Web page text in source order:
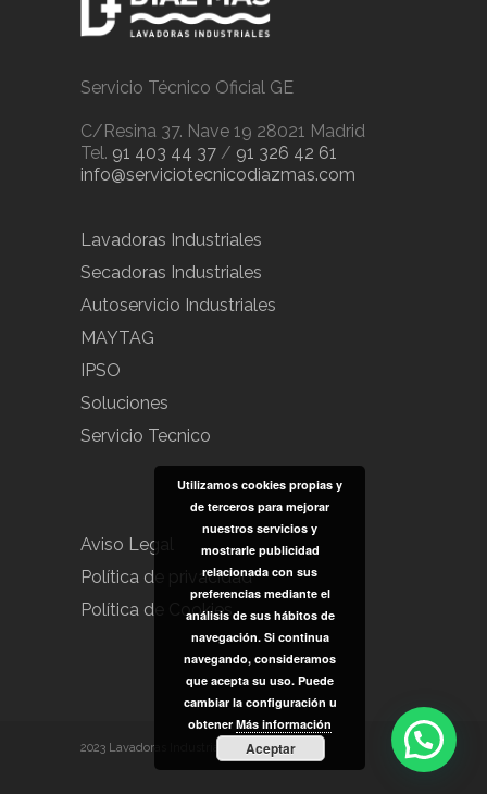
Servicio Técnico Oficial GE
C/Resina 37. Nave 19 28021 Madrid
Tel. 91 403 44 37 / 91 326 42 61
info@serviciotecnicodiazmas.com
Lavadoras Industriales
Secadoras Industriales
Autoservicio Industriales
MAYTAG
IPSO
Soluciones
Servicio Tecnico
Aviso Legal
Política de privacidad
Política de Cookies
2023 Lavadoras Industriales Diazmas
Utilizamos cookies propias y
de terceros para mejorar
nuestros servicios y
mostrarle publicidad
relacionada con sus
preferencias mediante el
análisis de sus hábitos de
navegación. Si continua
navegando, consideramos
que acepta su uso. Puede
cambiar la configuración u
obtener Más información
Aceptar